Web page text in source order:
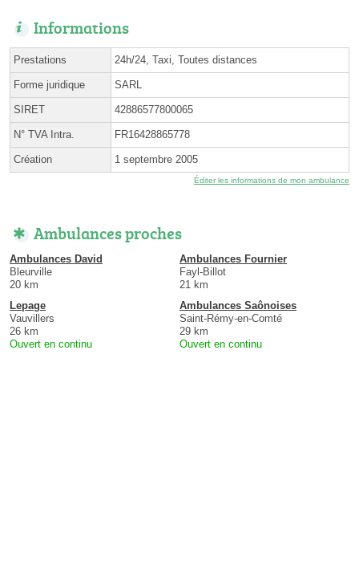
Informations
Prestations 24h/24, Taxi, Toutes distances
Forme juridique SARL
SIRET 42886577800065
N° TVA Intra. FR16428865778
Création 1 septembre 2005
Éditer les informations de mon ambulance
Ambulances proches
Ambulances David
Bleurville
20 km
Ambulances Fournier
Fayl-Billot
21 km
Lepage
Vauvillers
26 km
Ouvert en continu
Ambulances Saônoises
Saint-Rémy-en-Comté
29 km
Ouvert en continu